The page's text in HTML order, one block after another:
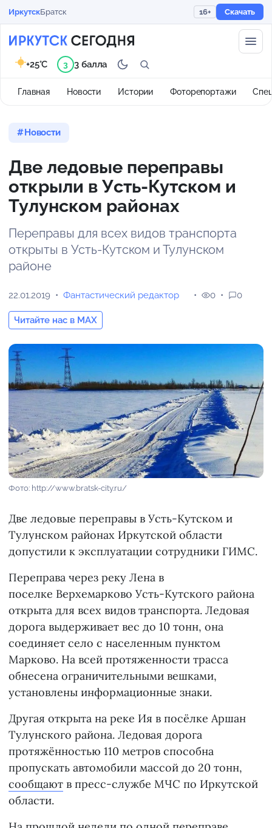
ИркутскБратск 16+ Скачать
Главная Новости Истории Фоторепортажи
+25°C 3 3 балла
Новости
Две ледовые переправы
открыли в Усть-Кутском и
Тулунском районах
Переправы для всех видов транспорта
открыты в Усть-Кутском и Тулунском
районе
22.01.2019 Фантастический редактор
Читайте нас в MAX
0 0
Фото: http://www.bratsk-city.ru/
Две ледовые переправы в Усть-Кутском и
Тулунском районах Иркутской области
допустили к эксплуатации сотрудники ГИМС.
Переправа через реку Лена в
поселке Верхемарково Усть-Кутского района
открыта для всех видов транспорта. Ледовая
дорога выдерживает вес до 10 тонн, она
соединяет село с населенным пунктом
Марково. На всей протяженности трасса
обнесена ограничительными вешками,
установлены информационные знаки.
Другая открыта на реке Ия в посёлке Аршан
Тулунского района. Ледовая дорога
протяжённостью 110 метров способна
пропускать автомобили массой до 20 тонн,
сообщают в пресс-службе МЧС по Иркутской
области.